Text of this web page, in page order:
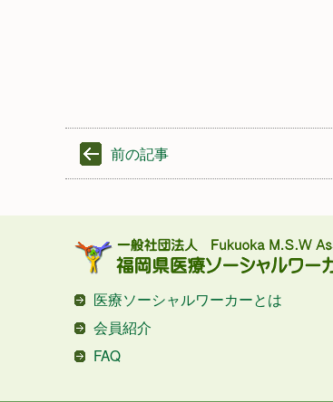
前の記事
医療ソーシャルワーカーとは
会員紹介
FAQ